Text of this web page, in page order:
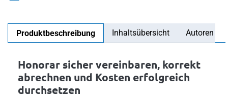
Produktbeschreibung Inhaltsübersicht Autoren
Honorar sicher vereinbaren, korrekt
abrechnen und Kosten erfolgreich
durchsetzen